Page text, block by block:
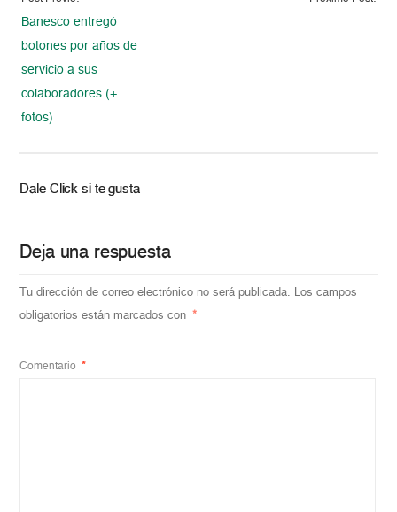
Banesco entregó
botones por años de
servicio a sus
colaboradores (+
fotos)
Dale Click si te gusta
Deja una respuesta
Tu dirección de correo electrónico no será publicada. Los campos
obligatorios están marcados con
*
Comentario *